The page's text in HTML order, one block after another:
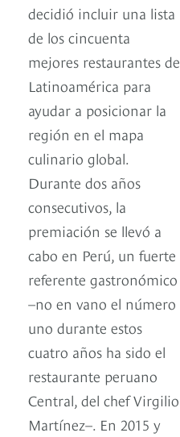
decidió incluir una lista
de los cincuenta
mejores restaurantes de
Latinoamérica para
ayudar a posicionar la
región en el mapa
culinario global.
Durante dos años
consecutivos, la
premiación se llevó a
cabo en Perú, un fuerte
referente gastronómico
–no en vano el número
uno durante estos
cuatro años ha sido el
restaurante peruano
Central, del chef Virgilio
Martínez–. En 2015 y